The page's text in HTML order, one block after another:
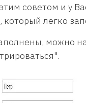
советом и у
легко
можно